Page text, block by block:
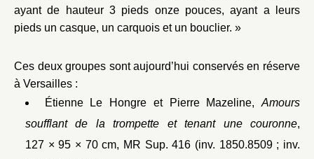
ayant de hauteur 3 pieds onze pouces, ayant a leurs
pieds un casque, un carquois et un bouclier. »
Ces deux groupes sont aujourd’hui conservés en réserve
à Versailles :
Étienne Le Hongre et Pierre Mazeline,Amours
soufflant de la trompette et tenant une couronne,
127 × 95 × 70 cm, MR Sup. 416 (inv. 1850.8509 ; inv.